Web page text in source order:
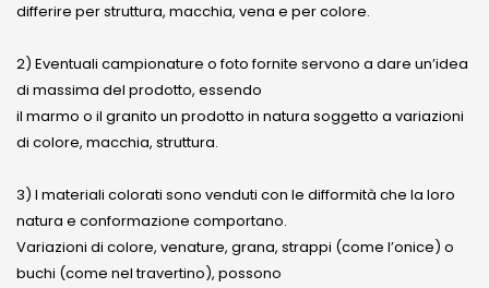
differire per struttura, macchia, vena e per colore.
2) Eventuali campionature o foto fornite servono a dare un’idea
di massima del prodotto, essendo
il marmo o il granito un prodotto in natura soggetto a variazioni
di colore, macchia, struttura.
3) I materiali colorati sono venduti con le difformità che la loro
natura e conformazione comportano.
Variazioni di colore, venature, grana, strappi (come l’onice) o
buchi (come nel travertino), possono